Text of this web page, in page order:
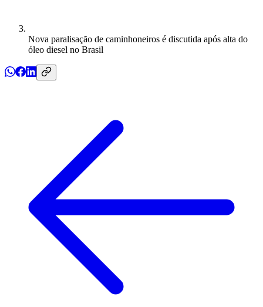
Nova paralisação de caminhoneiros é discutida após alta do
óleo diesel no Brasil